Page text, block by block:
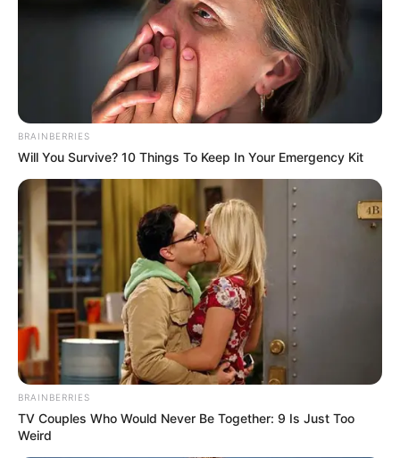
BRAINBERRIES
Will You Survive? 10 Things To Keep In Your Emergency Kit
BRAINBERRIES
TV Couples Who Would Never Be Together: 9 Is Just Too
Weird